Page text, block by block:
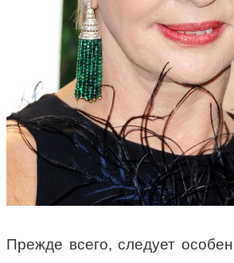
Прежде всего, следует